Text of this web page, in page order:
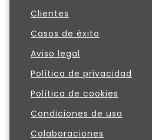
Clientes
Casos de éxito
Aviso legal
Política de privacidad
Política de cookies
Condiciones de uso
Colaboraciones